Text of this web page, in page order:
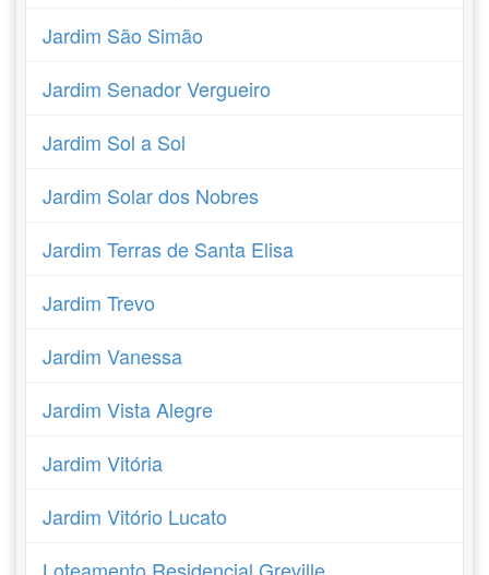
Jardim São Simão
Jardim Senador Vergueiro
Jardim Sol a Sol
Jardim Solar dos Nobres
Jardim Terras de Santa Elisa
Jardim Trevo
Jardim Vanessa
Jardim Vista Alegre
Jardim Vitória
Jardim Vitório Lucato